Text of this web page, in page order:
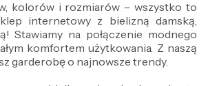
kolorów i rozmiarów – wszystko to
internetowy z bielizną damską,
Stawiamy na połączenie modnego
komfortem użytkowania. Z naszą
garderobę o najnowsze trendy.